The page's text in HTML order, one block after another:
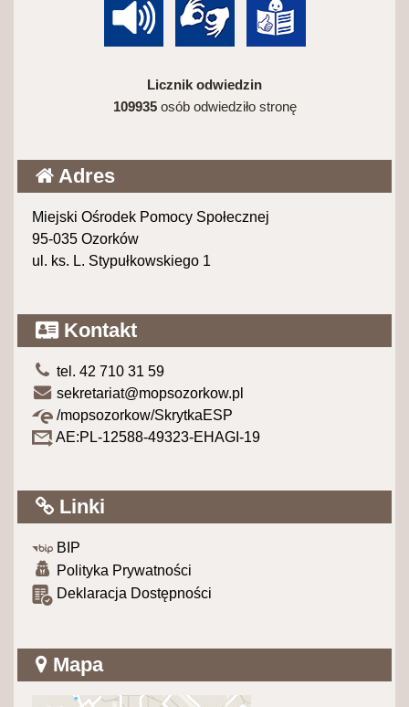
Licznik odwiedzin
109935osób odwiedziło stronę
Adres
Miejski Ośrodek Pomocy Społecznej
95-035 Ozorków
ul. ks. L. Stypułkowskiego 1
Kontakt
tel. 42 710 31 59
sekretariat@mopsozorkow.pl
/mopsozorkow/SkrytkaESP
AE:PL-12588-49323-EHAGI-19
Linki
BIP
Polityka Prywatności
Deklaracja Dostępności
Mapa